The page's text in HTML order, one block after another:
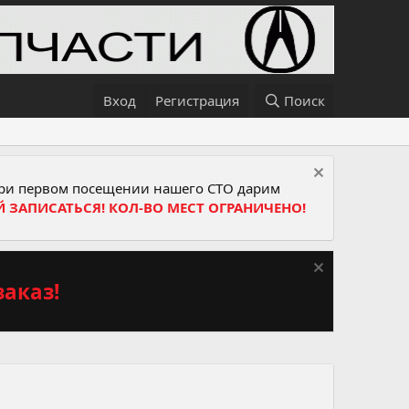
Вход Регистрация Поиск
первом посещении нашего СТО дарим
ЗАПИСАТЬСЯ! КОЛ-ВО МЕСТ ОГРАНИЧЕНО!